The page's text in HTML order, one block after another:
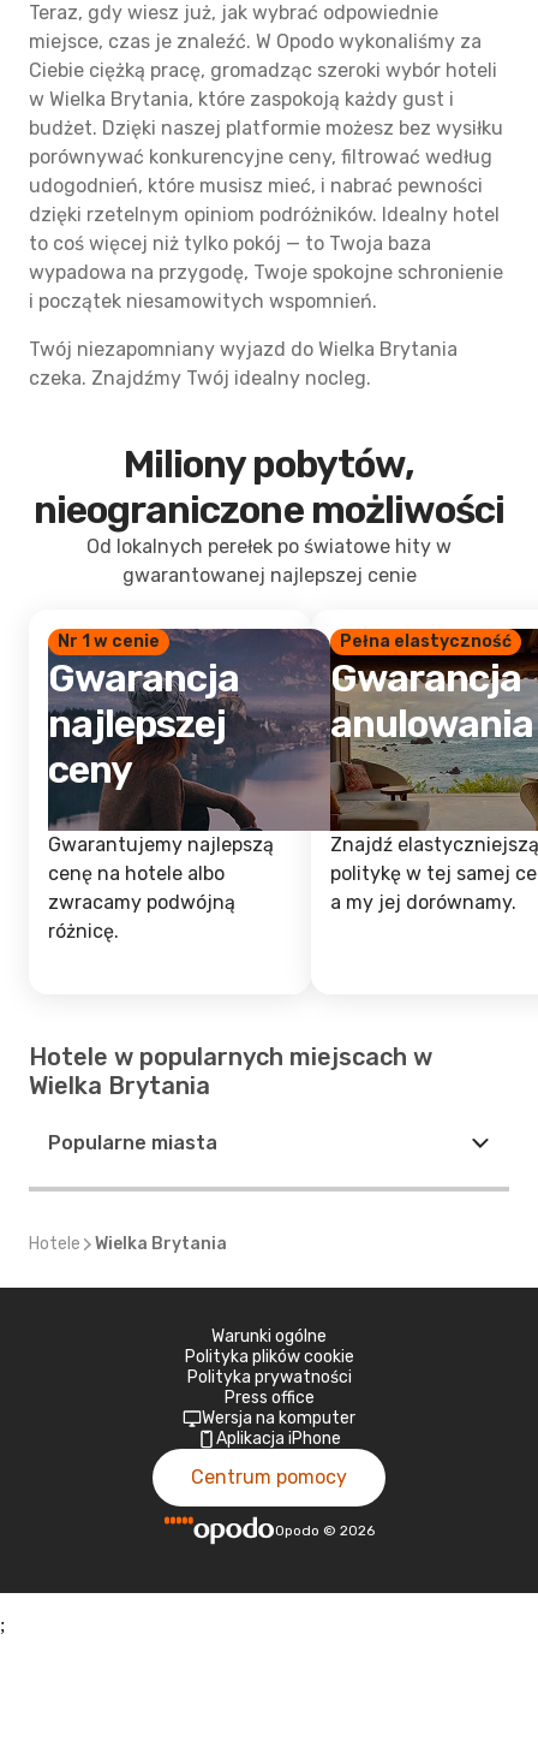
Teraz, gdy wiesz już, jak wybrać odpowiednie
miejsce, czas je znaleźć. W Opodo wykonaliśmy za
Ciebie ciężką pracę, gromadząc szeroki wybór hoteli
w Wielka Brytania, które zaspokoją każdy gust i
budżet. Dzięki naszej platformie możesz bez wysiłku
porównywać konkurencyjne ceny, filtrować według
udogodnień, które musisz mieć, i nabrać pewności
dzięki rzetelnym opiniom podróżników. Idealny hotel
to coś więcej niż tylko pokój — to Twoja baza
wypadowa na przygodę, Twoje spokojne schronienie
i początek niesamowitych wspomnień.
Twój niezapomniany wyjazd do Wielka Brytania
czeka. Znajdźmy Twój idealny nocleg.
Miliony pobytów,
nieograniczone możliwości
Od lokalnych perełek po światowe hity w
gwarantowanej najlepszej cenie
Nr 1 w cenie
Gwarancja
najlepszej
ceny
Gwarantujemy najlepszą
cenę na hotele albo
zwracamy podwójną
różnicę.
Pełna elastyczność
Gwarancja
anulowania
Znajdź elastyczniejszą
politykę w tej samej
a my jej dorównamy.
Hotele w popularnych miejscach w
Wielka Brytania
Popularne miasta
Hotele Wielka Brytania
Warunki ogólne
Polityka plików cookie
Polityka prywatności
Press office
Wersja na komputer
Aplikacja iPhone
Centrum pomocy
Opodo © 2026
;